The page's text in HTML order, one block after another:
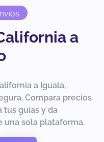
a
a Iguala,
Compara precios
tus guías y da
una sola plataforma.